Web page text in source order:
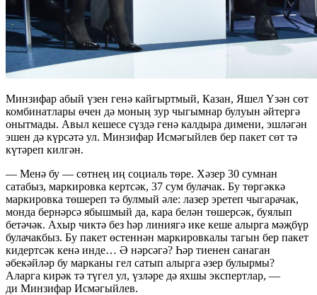
Минзифар абый үзен генә кайгыртмый, Казан, Яшел Үзән сөт
комбинатлары өчен дә моның зур чыгымнар булуын әйтергә
онытмады. Авыл кешесе сүздә генә калдыра димени, эшләгән
эшен дә күрсәтә ул. Минзифар Исмәгыйлев бер пакет сөт тә
күтәреп килгән.
— Менә бу — сөтнең иң социаль төре. Хәзер 30 сумнан
сатабыз, маркировка кертсәк, 37 сум булачак. Бу төргәккә
маркировка төшереп тә булмый әле: лазер эретеп чыгарачак,
монда бернәрсә ябышмый да, кара белән төшерсәк, буялып
бетәчәк. Ахыр чиктә без һәр линиягә ике кеше алырга мәҗбүр
булачакбыз. Бу пакет өстеннән маркировкалы тагын бер пакет
кидертсәк кенә инде… Ә нәрсәгә? Һәр тиенен санаган
әбекәйләр бу марканы гел сатып алырга әзер булырмы?
Аларга кирәк тә түгел ул, үзләре дә яхшы экспертлар, —
ди Минзифар Исмәгыйлев.